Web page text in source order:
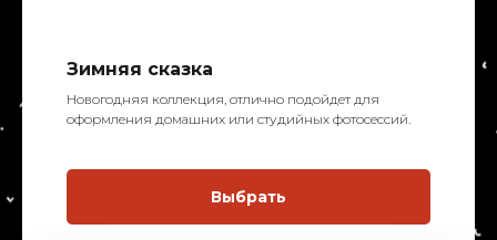
Зимняя сказка
Новогодняя коллекция, отлично подойдет для
оформления домашних или студийных фотосессий.
Выбрать